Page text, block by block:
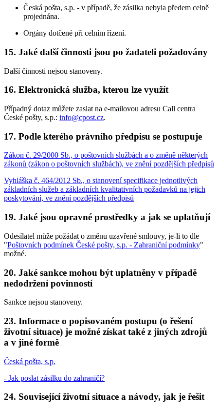
Česká pošta, s.p. - v případě, že zásilka nebyla předem celně
projednána.
Orgány dotčené při celním řízení.
15. Jaké další činnosti jsou po žadateli požadovány
Další činnosti nejsou stanoveny.
16. Elektronická služba, kterou lze využít
Případný dotaz můžete zaslat na e-mailovou adresu Call centra
České pošty, s.p.: info@cpost.cz.
17. Podle kterého právního předpisu se postupuje
Zákon č. 29/2000 Sb., o poštovních službách a o změně některých
zákonů (zákon o poštovních službách), ve znění pozdějších předpisů
Vyhláška č. 464/2012 Sb., o stanovení specifikace jednotlivých
základních služeb a základních kvalitativních požadavků na jejich
poskytování, ve znění pozdějších předpisů
19. Jaké jsou opravné prostředky a jak se uplatňují
Odesílatel může požádat o změnu uzavřené smlouvy, je-li to dle
"Poštovních podmínek České pošty, s.p. - Zahraniční podmínky"
možné.
20. Jaké sankce mohou být uplatněny v případě
nedodržení povinností
Sankce nejsou stanoveny.
23. Informace o popisovaném postupu (o řešení
životní situace) je možné získat také z jiných zdrojů
a v jiné formě
Česká pošta, s.p.
- Jak poslat zásilku do zahraničí?
24. Související životní situace a návody, jak je řešit